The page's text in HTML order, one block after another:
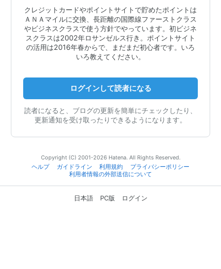
クレジットカードやポイントサイトで貯めたポイントは
ＡＮＡマイルに交換、長距離の国際線ファーストクラス
やビジネスクラスで使う方針でやっています。初ビジネ
スクラスは2002年ロサンゼルス行き。ポイントサイト
の活用は2016年春からで、まだまだ初心者です。いろ
いろ教えてください。
ログインして読者になる
読者になると、ブログの更新を簡単にチェックしたり、
更新通知を受け取ったりできるようになります。
Copyright (C) 2001-2026 Hatena. All Rights Reserved.
ヘルプ
ガイドライン 利用規約
プライバシーポリシー
利用者情報の外部送信について
日本語 PC版 ログイン